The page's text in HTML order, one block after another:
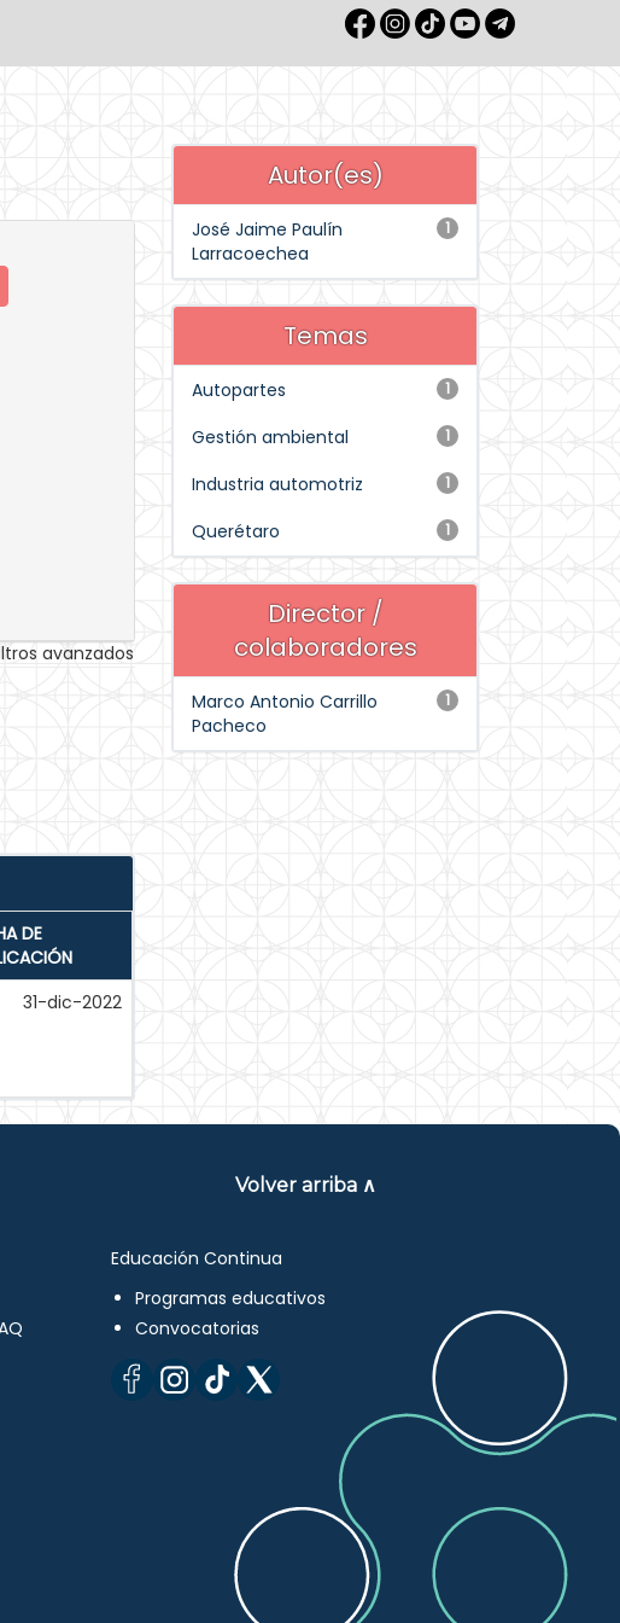
avanzados
DE
31-dic-2022
Autor(es)
1
José Jaime Paulín
Larracoechea
Temas
1
Autopartes
1
Gestión ambiental
1
Industria automotriz
1
Querétaro
Director /
colaboradores
1
Marco Antonio Carrillo
Pacheco
Volver arriba ∧
Educación Continua
Programas educativos
Convocatorias